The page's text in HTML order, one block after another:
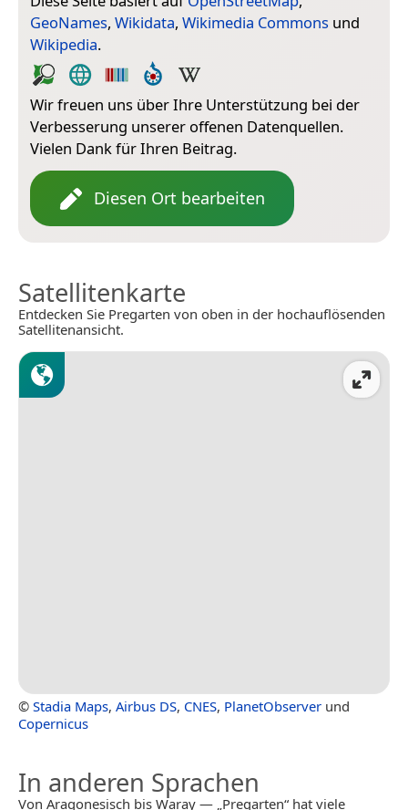
GeoNames, Wikidata, Wikimedia Commons und
Wikipedia.
Wir freuen uns über Ihre Unterstützung bei der
Verbesserung unserer offenen Datenquellen.
Vielen Dank für Ihren Beitrag.
Diesen Ort bearbeiten
Satellitenkarte
Entdecken Sie Pregarten von oben in der hochauflösenden
Satellitenansicht.
© Stadia Maps, Airbus DS, CNES, PlanetObserver und
Copernicus
In anderen Sprachen
Von Aragonesisch bis Waray — „Pregarten“ hat viele